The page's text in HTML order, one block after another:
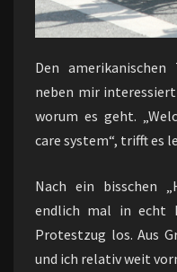
Den
neben mir
worum es geht.
care system“, trifft es
Nach ein bisschen
endlich mal in echt
Protestzug los. Aus
und ich relativ weit